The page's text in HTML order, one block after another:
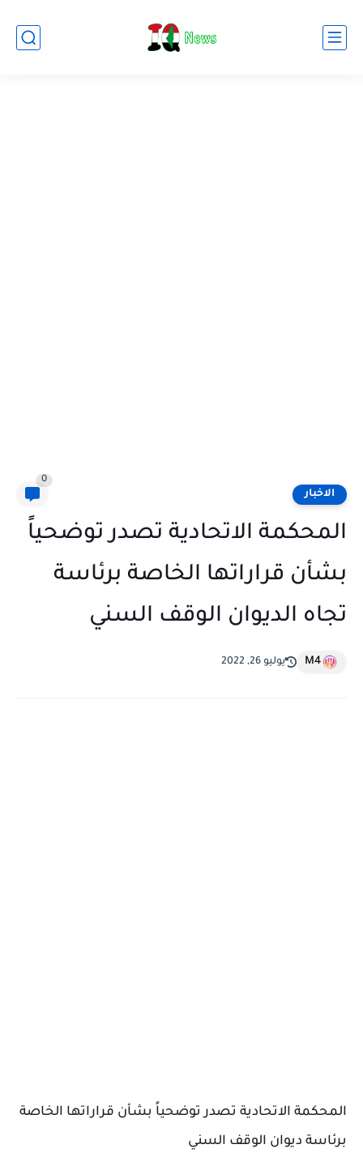
الاخبار
0
المحكمة الاتحادية تصدر توضحياً
بشأن قراراتها الخاصة برئاسة
تجاه الديوان الوقف السني
M4 يوليو 26, 2022
المحكمة الاتحادية تصدر توضحياً بشأن قراراتها الخاصة
برئاسة ديوان الوقف السني